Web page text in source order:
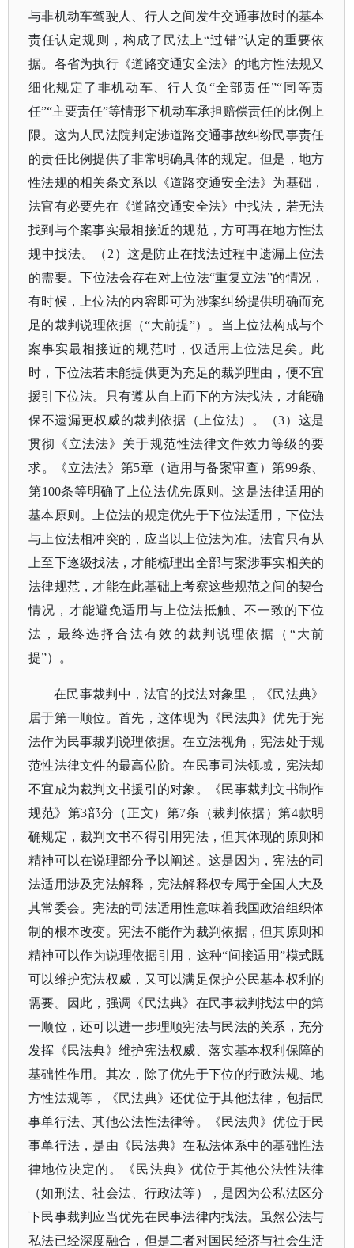
与非机动车驾驶人、行人之间发生交通事故时的基本
责任认定规则，构成了民法上“过错”认定的重要依
据。各省为执行《道路交通安全法》的地方性法规又
细化规定了非机动车、行人负“全部责任”“同等责
任”“主要责任”等情形下机动车承担赔偿责任的比例上
限。这为人民法院判定涉道路交通事故纠纷民事责任
的责任比例提供了非常明确具体的规定。但是，地方
性法规的相关条文系以《道路交通安全法》为基础，
法官有必要先在《道路交通安全法》中找法，若无法
找到与个案事实最相接近的规范，方可再在地方性法
规中找法。（2）这是防止在找法过程中遗漏上位法
的需要。下位法会存在对上位法“重复立法”的情况，
有时候，上位法的内容即可为涉案纠纷提供明确而充
足的裁判说理依据（“大前提”）。当上位法构成与个
案事实最相接近的规范时，仅适用上位法足矣。此
时，下位法若未能提供更为充足的裁判理由，便不宜
援引下位法。只有遵从自上而下的方法找法，才能确
保不遗漏更权威的裁判依据（上位法）。（3）这是
贯彻《立法法》关于规范性法律文件效力等级的要
求。《立法法》第5章（适用与备案审查）第99条、
第100条等明确了上位法优先原则。这是法律适用的
基本原则。上位法的规定优先于下位法适用，下位法
与上位法相冲突的，应当以上位法为准。法官只有从
上至下逐级找法，才能梳理出全部与案涉事实相关的
法律规范，才能在此基础上考察这些规范之间的契合
情况，才能避免适用与上位法抵触、不一致的下位
法，最终选择合法有效的裁判说理依据（“大前
提”）。
在民事裁判中，法官的找法对象里，《民法典》
居于第一顺位。首先，这体现为《民法典》优先于宪
法作为民事裁判说理依据。在立法视角，宪法处于规
范性法律文件的最高位阶。在民事司法领域，宪法却
不宜成为裁判文书援引的对象。《民事裁判文书制作
规范》第3部分（正文）第7条（裁判依据）第4款明
确规定，裁判文书不得引用宪法，但其体现的原则和
精神可以在说理部分予以阐述。这是因为，宪法的司
法适用涉及宪法解释，宪法解释权专属于全国人大及
其常委会。宪法的司法适用性意味着我国政治组织体
制的根本改变。宪法不能作为裁判依据，但其原则和
精神可以作为说理依据引用，这种“间接适用”模式既
可以维护宪法权威，又可以满足保护公民基本权利的
需要。因此，强调《民法典》在民事裁判找法中的第
一顺位，还可以进一步理顺宪法与民法的关系，充分
发挥《民法典》维护宪法权威、落实基本权利保障的
基础性作用。其次，除了优先于下位的行政法规、地
方性法规等，《民法典》还优位于其他法律，包括民
事单行法、其他公法性法律等。《民法典》优位于民
事单行法，是由《民法典》在私法体系中的基础性法
律地位决定的。《民法典》优位于其他公法性法律
（如刑法、社会法、行政法等），是因为公私法区分
下民事裁判应当优先在民事法律内找法。虽然公法与
私法已经深度融合，但是二者对国民经济与社会生活